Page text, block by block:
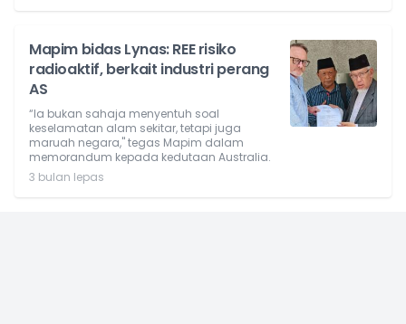
Mapim bidas Lynas: REE risiko
radioaktif, berkait industri perang
AS
“Ia bukan sahaja menyentuh soal
keselamatan alam sekitar, tetapi juga
maruah negara," tegas Mapim dalam
memorandum kepada kedutaan Australia.
3 bulan lepas